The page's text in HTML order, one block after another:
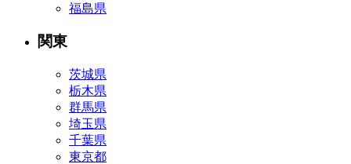
福島県
関東
茨城県
栃木県
群馬県
埼玉県
千葉県
東京都